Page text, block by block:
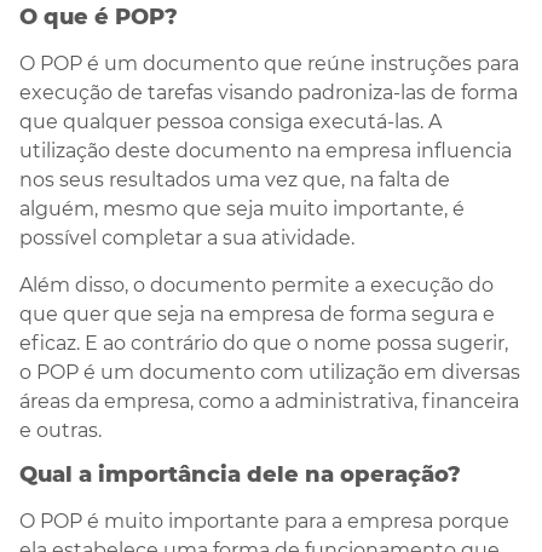
O que é POP?
O POP é um documento que reúne instruções para
execução de tarefas visando padroniza-las de forma
que qualquer pessoa consiga executá-las. A
utilização deste documento na empresa influencia
nos seus resultados uma vez que, na falta de
alguém, mesmo que seja muito importante, é
possível completar a sua atividade.
Além disso, o documento permite a execução do
que quer que seja na empresa de forma segura e
eficaz. E ao contrário do que o nome possa sugerir,
o POP é um documento com utilização em diversas
áreas da empresa, como a administrativa, financeira
e outras.
Qual a importância dele na operação?
O POP é muito importante para a empresa porque